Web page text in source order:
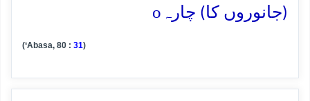
(جانوروں کا) چارہ o
(‘Abasa, 80 : 31)